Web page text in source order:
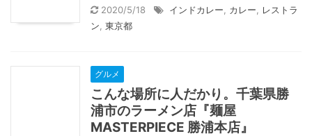
2020/5/18 インドカレー カレー
レストラ
ン 東京都
グルメ
こんな場所に人だかり。千葉県勝
浦市のラーメン店『麺屋
MASTERPIECE 勝浦本店』